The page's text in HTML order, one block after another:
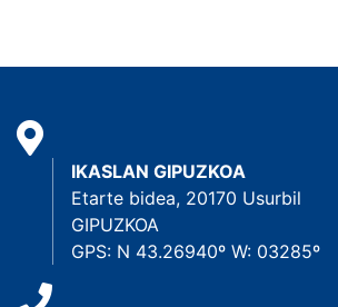
IKASLAN GIPUZKOA
Etarte bidea, 20170 Usurbil
GIPUZKOA
GPS: N 43.26940º W: 03285º